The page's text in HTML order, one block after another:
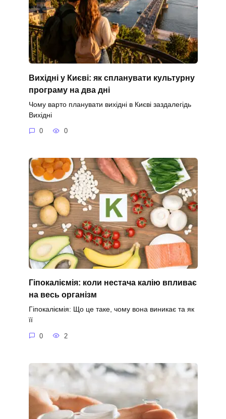
Вихідні у Києві: як спланувати культурну
програму на два дні
Чому варто планувати вихідні в Києві заздалегідь
Вихідні
0 0
Гіпокаліємія: коли нестача калію впливає
на весь організм
Гіпокаліємія: Що це таке, чому вона виникає та як
її
0 2